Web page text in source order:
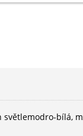
světlemodro-bílá,